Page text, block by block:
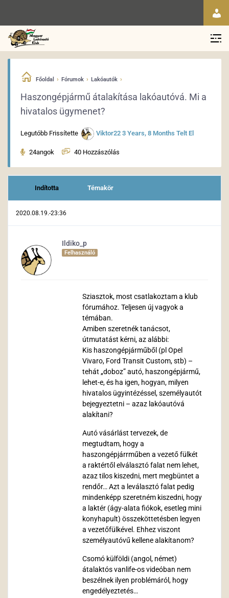
Főoldal › Fórumok › Lakóautók ›
Haszongépjármű átalakítása lakóautóvá. Mi a
hivatalos ügymenet?
Legutóbb Frissítette Viktor22 3 Years, 8 Months Telt El
24angok 40 Hozzászólás
Indította Témakör
2020.08.19.-23:36
Ildiko_p
Felhasználó
Sziasztok, most csatlakoztam a klub
fórumához. Teljesen új vagyok a
témában.
Amiben szeretnék tanácsot,
útmutatást kérni, az alábbi:
Kis haszongépjárműből (pl Opel
Vivaro, Ford Transit Custom, stb) –
tehát „doboz” autó, haszongépjármű,
lehet-e, és ha igen, hogyan, milyen
hivatalos ügyintézéssel, személyautót
bejegyeztetni – azaz lakóautóvá
alakítani?
Autó vásárlást tervezek, de
megtudtam, hogy a
haszongépjárrműben a vezető fülkét
a raktértől elválasztó falat nem lehet,
azaz tilos kiszedni, mert megbüntet a
rendőr… Azt a leválasztó falat pedig
mindenképp szeretném kiszedni, hogy
a laktér (ágy-alata fiókok, esetleg mini
konyhapult) összeköttetésben legyen
a vezetőfülkével. Ehhez viszont
személyautóvű kellene alakítanom?
Csomó külföldi (angol, német)
átalaktós vanlife-os videóban nem
beszélnek ilyen problémáról, hogy
engedélyeztetés…